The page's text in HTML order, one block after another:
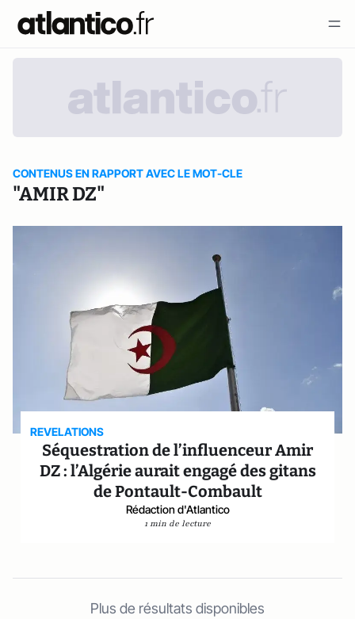
CONTENUS EN RAPPORT AVEC LE MOT-CLE
"AMIR DZ"
REVELATIONS
Séquestration de l’influenceur Amir
DZ : l’Algérie aurait engagé des gitans
de Pontault-Combault
Rédaction d'Atlantico
1 min de lecture
Plus de résultats disponibles